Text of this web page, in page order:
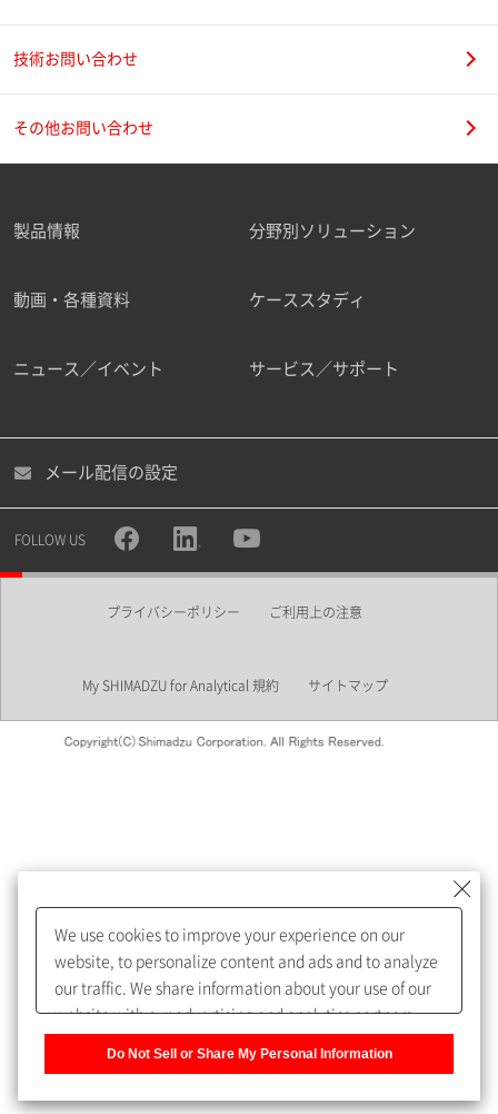
ご勤務先
職種
所属部署
めします。
My SHIMADZU for Analyticalへ登録いただくと、技術情報や
取扱説明書・Webinarなどの閲覧ができます。
うになります。
技術お問い合わせ
その他お問い合わせ
製品情報 分野別ソリューション
動画・各種資料 ケーススタディ
ニュース／イベント サービス／サポート
メール配信の設定
FOLLOW US
プライバシーポリシー ご利用上の注意
My SHIMADZU for Analytical 規約 サイトマップ
We use cookies to improve your experience on our
website, to personalize content and ads and to analyze
our traffic. We share information about your use of our
website with our advertising and analytics partners,
Do Not Sell or Share My Personal Information